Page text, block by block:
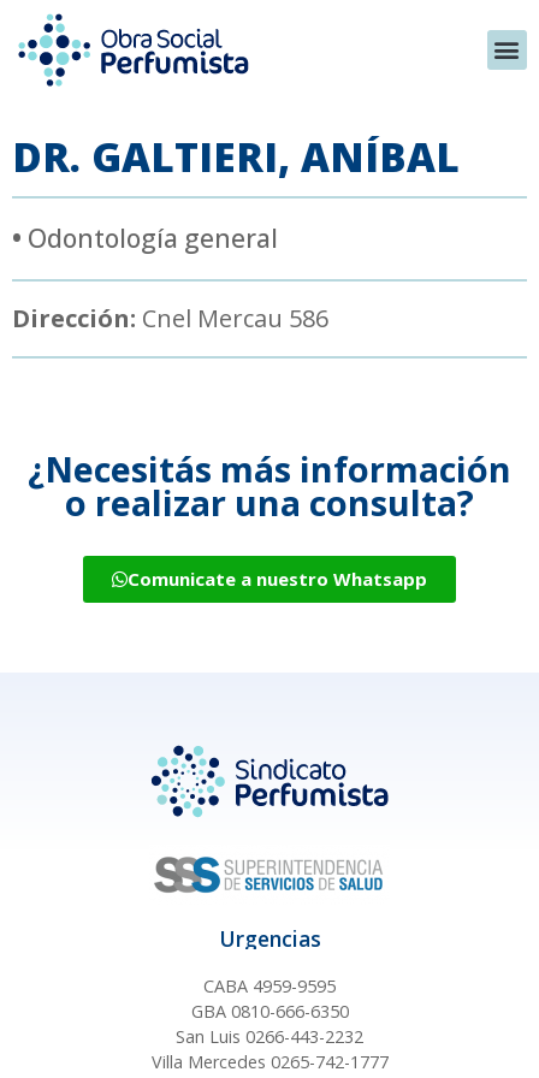
DR. GALTIERI, ANÍBAL
• Odontología general
Dirección: Cnel Mercau 586
¿Necesitás más información
o realizar una consulta?
Comunicate a nuestro Whatsapp
Urgencias
CABA 4959-9595
GBA 0810-666-6350
San Luis 0266-443-2232
Villa Mercedes 0265-742-1777